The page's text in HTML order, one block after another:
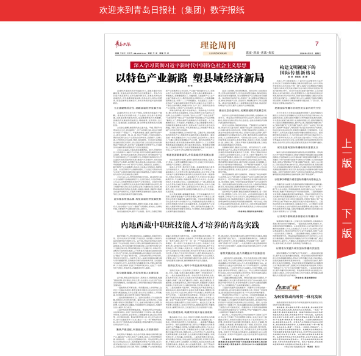
欢迎来到青岛日报社（集团）数字报纸